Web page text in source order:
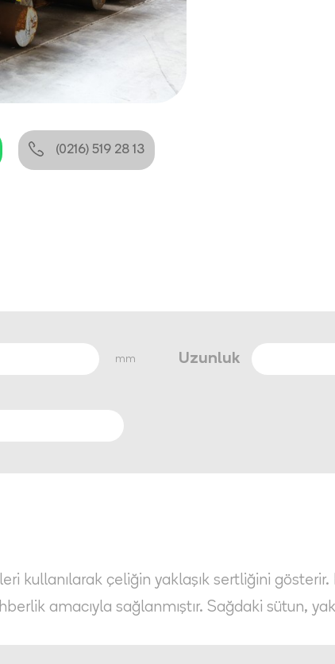
(0216) 519 28 13
mm Uzunluk
kullanılarak çeliğin yaklaşık sertliğini
amacıyla sağlanmıştır. Sağdaki sütun,